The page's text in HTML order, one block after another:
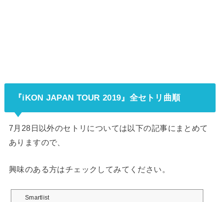
『iKON JAPAN TOUR 2019』全セトリ曲順
7月28日以外のセトリについては以下の記事にまとめて
ありますので、
興味のある方はチェックしてみてください。
Smartlist